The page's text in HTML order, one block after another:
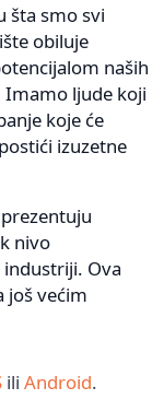
šta smo svi
obiluje
naših
Imamo ljude koji
koje će
izuzetne
nivo
Ova
još većim
ili Android.